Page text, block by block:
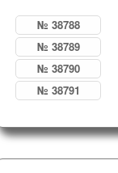
№ 38788
№ 38789
№ 38790
№ 38791